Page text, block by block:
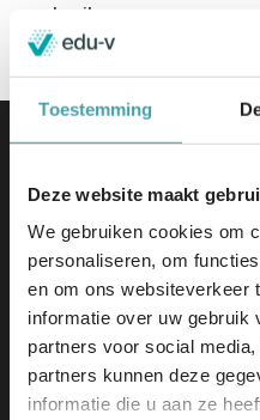
Toestemming
Deze website maakt
We gebruiken cookies om
personaliseren, om
en om ons websiteverkeer
informatie over uw gebruik
partners voor social
partners kunnen deze
informatie die u aan ze
gebruiken.
Edu-V | Tjaskermolenlaan 1
3447 GE Woerden
info@edu-v.org
+31 348 708 000